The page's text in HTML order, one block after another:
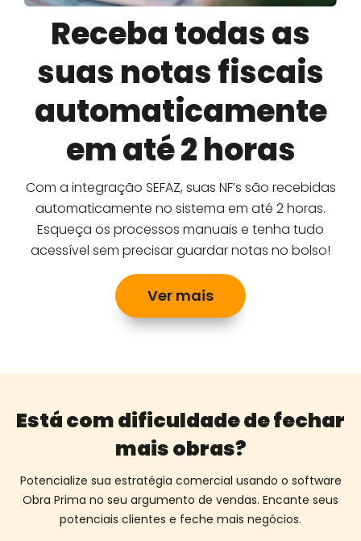
Receba todas as
suas notas fiscais
automaticamente
em até 2 horas
Com a integração SEFAZ, suas NF’s são recebidas
automaticamente no sistema em até 2 horas.
Esqueça os processos manuais e tenha tudo
acessível sem precisar guardar notas no bolso!
Ver mais
Está com dificuldade de fechar
mais obras?
Potencialize sua estratégia comercial usando o software
Obra Prima no seu argumento de vendas. Encante seus
potenciais clientes e feche mais negócios.